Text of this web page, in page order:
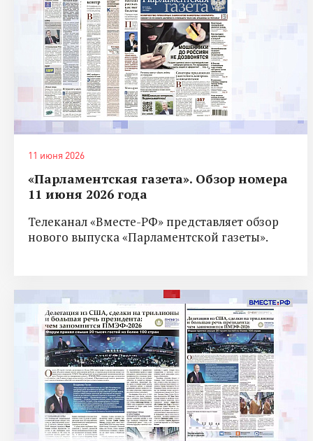
11 июня 2026
«Парламентская газета». Обзор номера
11 июня 2026 года
Телеканал «Вместе-РФ» представляет обзор
нового выпуска «Парламентской газеты».